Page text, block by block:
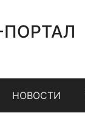
НОВОСТИ